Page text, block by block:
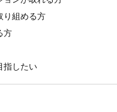
り組める方
方
指したい